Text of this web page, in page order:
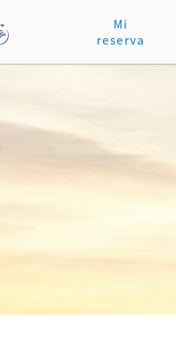
Mi
reserva